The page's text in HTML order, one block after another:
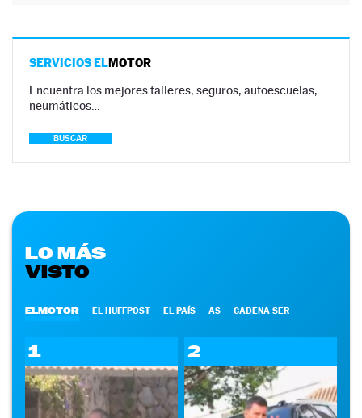
SERVICIOS ELMOTOR
Encuentra los mejores talleres, seguros, autoescuelas,
neumáticos…
BUSCAR
LO MÁS
VISTO
ELMOTOR EL HUFFPOST EL PAÍS AS CADENA SER
1 2